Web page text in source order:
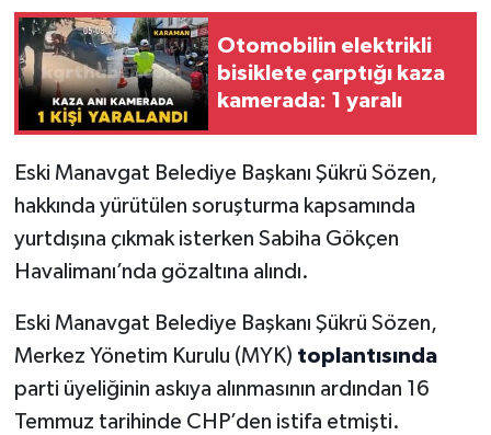
Otomobilin elektrikli
bisiklete çarptığı kaza
kamerada: 1 yaralı
Eski Manavgat Belediye Başkanı Şükrü Sözen,
hakkında yürütülen soruşturma kapsamında
yurtdışına çıkmak isterken Sabiha Gökçen
Havalimanı’nda gözaltına alındı.
Eski Manavgat Belediye Başkanı Şükrü Sözen,
Merkez Yönetim Kurulu (MYK) toplantısında
parti üyeliğinin askıya alınmasının ardından 16
Temmuz tarihinde CHP’den istifa etmişti.